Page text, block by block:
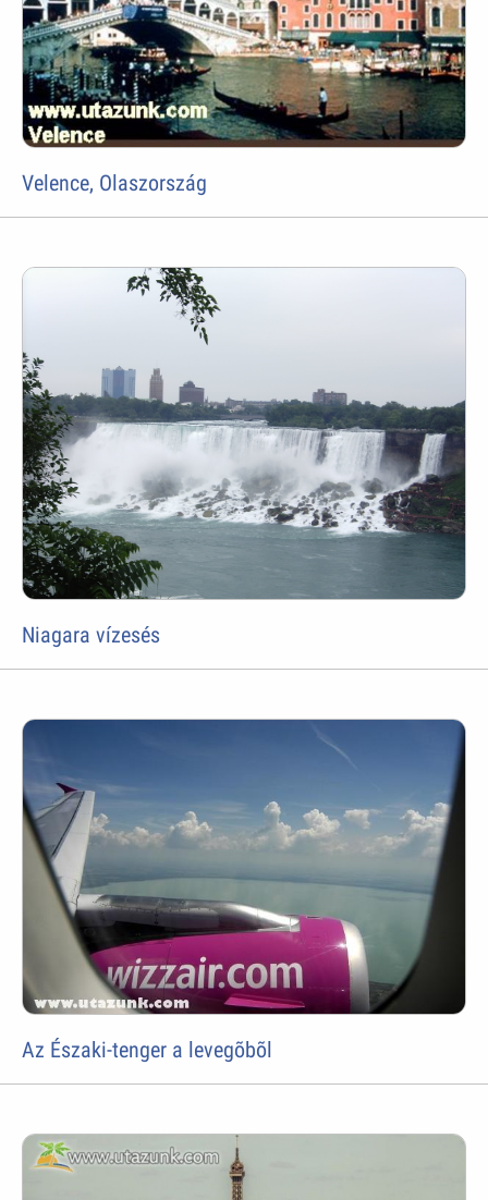
Velence, Olaszország
Niagara vízesés
Az Északi-tenger a levegõbõl